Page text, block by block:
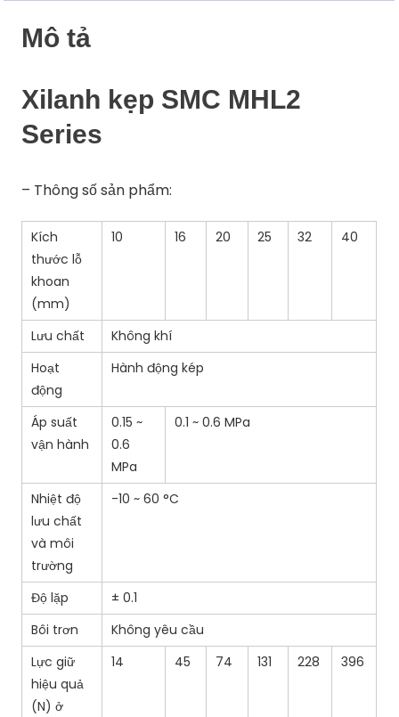
Mô tả
Xilanh kẹp SMC MHL2
Series
– Thông số sản phẩm:
Kích
thước lỗ
khoan
(mm)
10 16 20 25 32 40
Lưu chất
Không khí
Hoạt
động
Hành động kép
Áp suất
vận hành
0.15 ~
0.6
MPa
0.1 ~ 0.6 MPa
Nhiệt độ
lưu chất
và môi
trường
-10 ~ 60 °C
Độ lặp
± 0.1
Bôi trơn
Không yêu cầu
Lực giữ
hiệu quả
(N) ở
14 45 74 131 228 396